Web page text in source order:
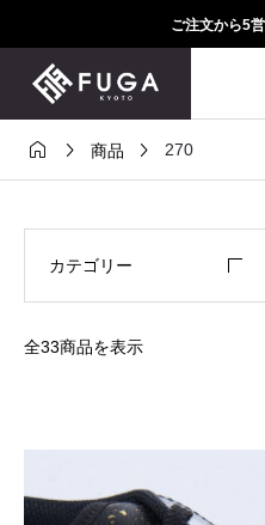
ご注文から5
  商品  270
全33商品を表示
カテゴリー